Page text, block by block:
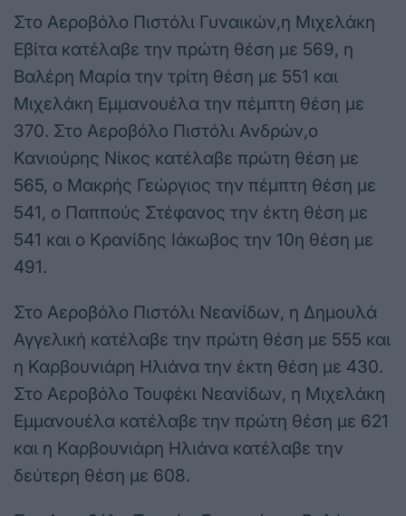
Στο Αεροβόλο Πιστόλι Γυναικών,η Μιχελάκη
Εβίτα κατέλαβε την πρώτη θέση με 569, η
Βαλέρη Μαρία την τρίτη θέση με 551 και
Μιχελάκη Εμμανουέλα την πέμπτη θέση με
370. Στο Αεροβόλο Πιστόλι Ανδρών,ο
Κανιούρης Νίκος κατέλαβε πρώτη θέση με
565, ο Μακρής Γεώργιος την πέμπτη θέση με
541, ο Παππούς Στέφανος την έκτη θέση με
541 και ο Κρανίδης Ιάκωβος την 10η θέση με
491.
Στο Αεροβόλο Πιστόλι Νεανίδων, η Δημουλά
Αγγελική κατέλαβε την πρώτη θέση με 555 και
η Καρβουνιάρη Ηλιάνα την έκτη θέση με 430.
Στο Αεροβόλο Τουφέκι Νεανίδων, η Μιχελάκη
Εμμανουέλα κατέλαβε την πρώτη θέση με 621
και η Καρβουνιάρη Ηλιάνα κατέλαβε την
δεύτερη θέση με 608.